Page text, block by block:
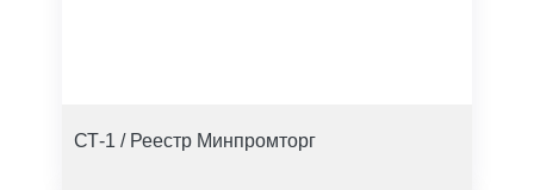
СТ-1 / Реестр Минпромторг